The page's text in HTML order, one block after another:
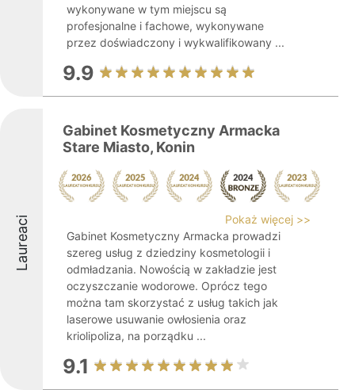
wykonywane w tym miejscu są
profesjonalne i fachowe, wykonywane
przez doświadczony i wykwalifikowany ...
9.9
Laureaci
Gabinet Kosmetyczny Armacka
Stare Miasto, Konin
Pokaż więcej >>
Gabinet Kosmetyczny Armacka prowadzi
szereg usług z dziedziny kosmetologii i
odmładzania. Nowością w zakładzie jest
oczyszczanie wodorowe. Oprócz tego
można tam skorzystać z usług takich jak
laserowe usuwanie owłosienia oraz
kriolipoliza, na porządku ...
9.1